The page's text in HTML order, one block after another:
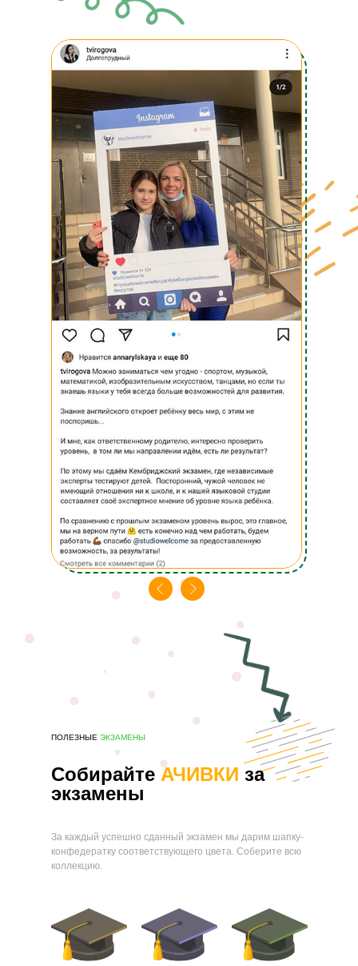
За каждый успешно сданный экзамен мы дарим шапку-
конфедератку соответствующего цвета. Соберите всю
коллекцию.
Собирайте АЧИВКИ за
экзамены
ПОЛЕЗНЫЕ ЭКЗАМЕНЫ